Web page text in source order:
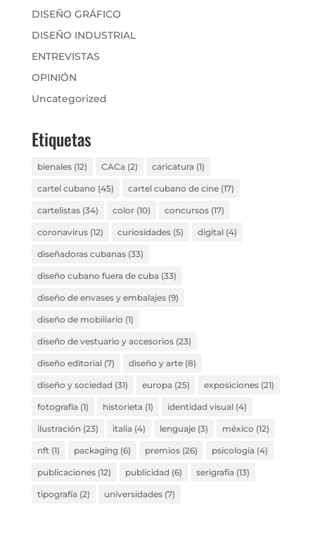
DISEÑO GRÁFICO
DISEÑO INDUSTRIAL
ENTREVISTAS
OPINIÓN
Uncategorized
Etiquetas
bienales(12) CACa (2) caricatura (1)
cartel cubano (45) cartel cubano de cine(17)
cartelistas(34) color(10) concursos(17)
coronavirus(12) curiosidades(5) digital(4)
diseñadoras cubanas(33)
diseño cubano fuera de cuba (33)
diseño de envases y embalajes(9)
diseño de mobiliario (1)
diseño de vestuario y accesorios(23)
diseño editorial(7) diseño y arte(8)
diseño y sociedad (31) europa (25) exposiciones(21)
fotografía (1) historieta (1) identidad visual(4)
ilustración (23) italia (4) lenguaje(3) méxico (12)
nft (1) packaging(6) premios(26) psicología (4)
publicaciones(12) publicidad (6) serigrafía (13)
tipografía (2) universidades(7)